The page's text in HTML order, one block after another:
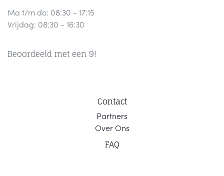
Ma t/m do: 08:30 - 17:15
Vrijdag: 08:30 - 16:30
Beoordeeld met een 9!
Contact
Partners
Over Ons
FAQ